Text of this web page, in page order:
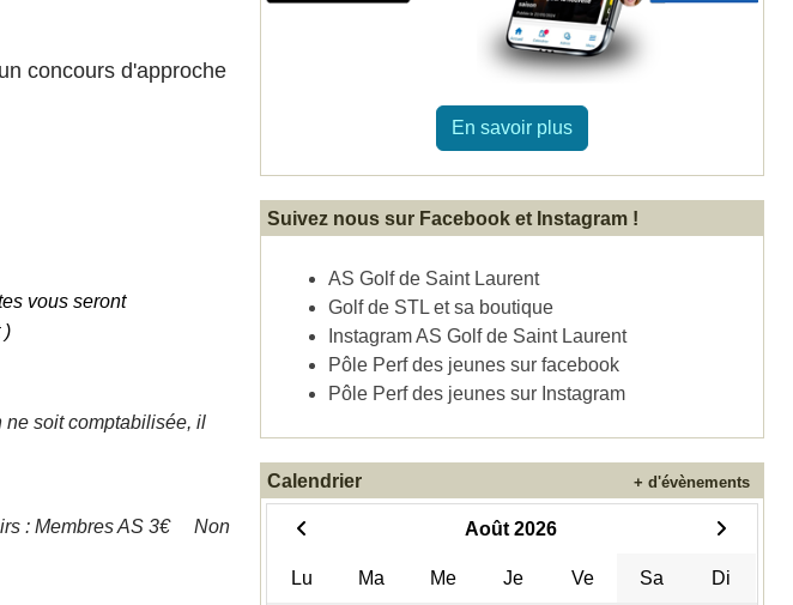
concours d'approche
vous seront
)
ne soit comptabilisée, il
: Membres AS 3€ Non
En savoir plus
Suivez nous sur Facebook et Instagram !
AS Golf de Saint Laurent
Golf de STL et sa boutique
Instagram AS Golf de Saint Laurent
Pôle Perf des jeunes sur facebook
Pôle Perf des jeunes sur Instagram
Calendrier
Août 2026
Lu Ma Me Je Ve Sa Di
+ d'évènements